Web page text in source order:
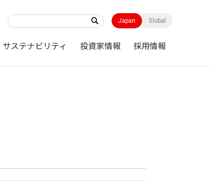
Japan Global
サステナビリティ 投資家情報 採用情報